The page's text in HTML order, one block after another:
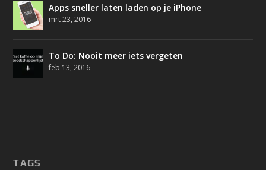
Apps sneller laten laden op je iPhone
mrt 23, 2016
To Do: Nooit meer iets vergeten
feb 13, 2016
TAGS